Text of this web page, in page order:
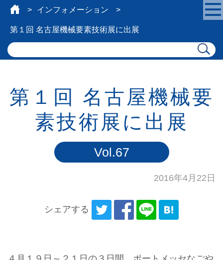
インフォメーション
第１回 名古屋機械要素技術展に出展
第１回 名古屋機械要
素技術展に出展
Vol.67
2016年4月22日
シェアする